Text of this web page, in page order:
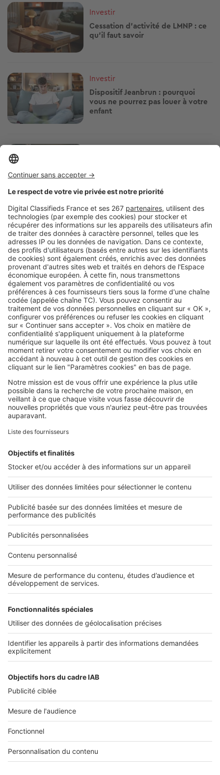
Image
Investir
Cessation d’activité de LMNP : ce
qu'il faut savoir
Image
Investir
Dispositif Jeanbrun : pourquoi
vous ne pourrez pas louer à votre
enfant
Image
: pourquoi le viager attire de plus
en plus d'investisseurs
SeLoger c'est aussi
Retrouvez-nous sur ...
L'ENTREPRISE
Qui sommes-nous ?
Nous contacter
Nous recrutons
NOS APPLICATIONS
Découvrez nos applications
Tous nos services pro
Accès client
Mes annonces sur SeLoger
À DÉCOUVRIR
Tout l'immobilier
Toutes les villes
Tous les départements
Toutes les régions
SeLoger © 1992 - 2023
Annonces Immobilières